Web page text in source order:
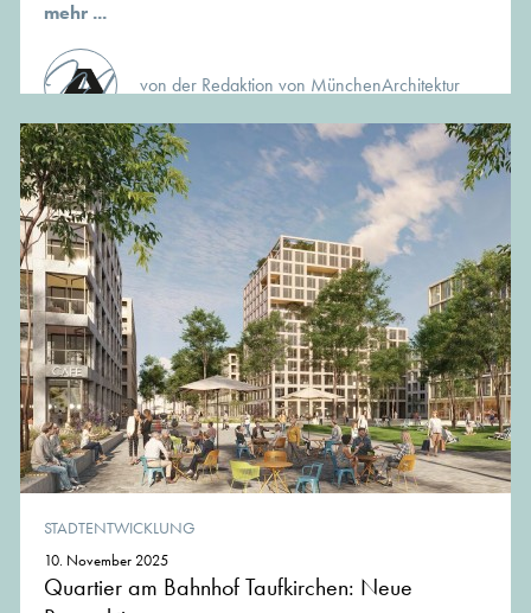
mehr ...
von der Redaktion von MünchenArchitektur
STADTENTWICKLUNG
10. November 2025
Quartier am Bahnhof Taufkirchen: Neue